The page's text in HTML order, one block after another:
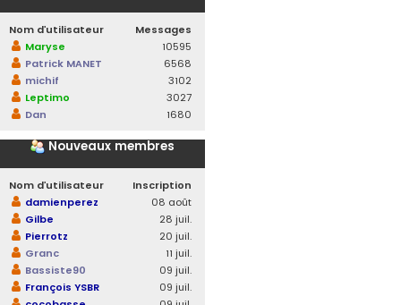
Nom d’utilisateur
Messages
Maryse
10595
Patrick MANET
6568
michif
3102
Leptimo
3027
Dan
1680
Nouveaux membres
Nom d’utilisateur
Inscription
damienperez
08 août
Gilbe
28 juil.
Pierrotz
20 juil.
Granc
11 juil.
Bassiste90
09 juil.
François YSBR
09 juil.